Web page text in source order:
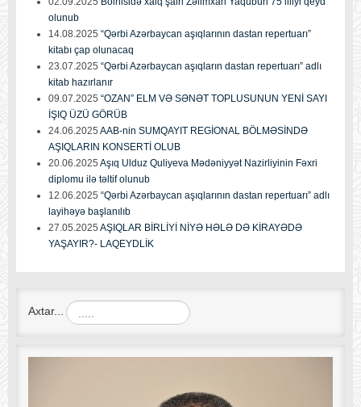
olunub
14.08.2025 “Qərbi Azərbaycan aşıqlarının dastan repertuarı”
kitabı çap olunacaq
23.07.2025 “Qərbi Azərbaycan aşıqların dastan repertuarı” adlı
kitab hazırlanır
09.07.2025 “OZAN” ELM VƏ SƏNƏT TOPLUSUNUN YENİ SAYI
İŞIQ ÜZÜ GÖRÜB
24.06.2025 AAB-nin SUMQAYIT REGİONAL BÖLMƏSİNDƏ
AŞIQLARIN KONSERTİ OLUB
20.06.2025 Aşıq Ulduz Quliyeva Mədəniyyət Nazirliyinin Fəxri
diplomu ilə təltif olunub
12.06.2025 “Qərbi Azərbaycan aşıqlarının dastan repertuarı” adlı
layihəyə başlanılıb
27.05.2025 AŞIQLAR BİRLİYİ NİYƏ HƏLƏ DƏ KİRAYƏDƏ
YAŞAYIR?- LAQEYDLİK
Axtar...